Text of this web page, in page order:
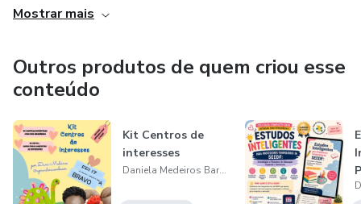
Cada carta apresenta situações reais vividas por crianças,
positivos enquanto desenvolvem empatia e autocontrole.
PARA QUEM É INDICADO?
Este material é indicado para:
Professores e gestores escolares
estudos - para tornar a Inclusão efetiva, acolhedora e
científicas.
Presto consultorias em Inclusão, Educação Inclusiva,
Educação Infantil a profissionais de Educação e Saúde.
Realizo treinamento parental a familiares e cuidadores de
PcD’s.
Mostrar mais
Outros produtos de quem criou esse
conteúdo
Kit Centros de
interesses
Daniela Medeiros Barbosa Carvalho